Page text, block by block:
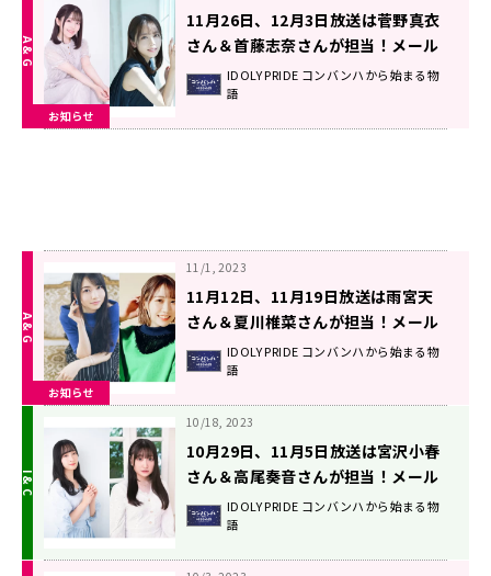
お知らせ
11月26日、12月3日放送は菅野真衣
さん＆首藤志奈さんが担当！メール
大募集！！ 『IDOLY PRIDEコンバン
ハから始まる物語』
IDOLY PRIDE コンバンハから始まる物
語
お知らせ
11/1, 2023
11月12日、11月19日放送は雨宮天
さん＆夏川椎菜さんが担当！メール
大募集！！ 『IDOLY PRIDEコンバン
ハから始まる物語』
IDOLY PRIDE コンバンハから始まる物
語
10/18, 2023
10月29日、11月5日放送は宮沢小春
さん＆高尾奏音さんが担当！メール
大募集！！ 『IDOLY PRIDEコンバン
ハから始まる物語』
IDOLY PRIDE コンバンハから始まる物
語